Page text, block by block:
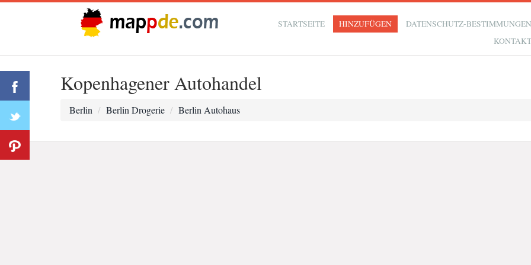
STARTSEITE HINZUFÜGEN
DATENSCHUTZ-
Kopenhagener Autohandel
Berlin Berlin Drogerie Berlin Autohaus